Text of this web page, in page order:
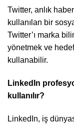
Twitter, anlık
kullanılan bir
Twitter’ı marka
yönetmek ve
kullanabilir.
LinkedIn
kullanılır?
LinkedIn, iş